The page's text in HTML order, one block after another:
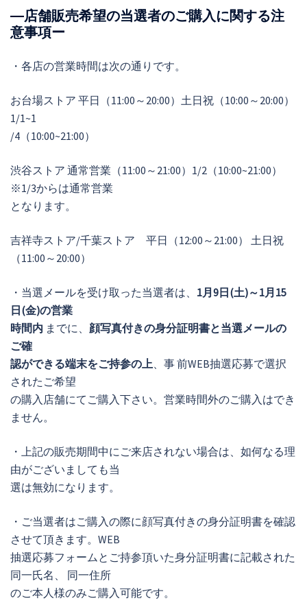
―店舗販売希望の当選者のご購入に関する注
意事項ー
・各店の営業時間は次の通りです。
お台場ストア 平日（11:00～20:00）土日祝（10:00～20:00）
1/1~1
/4（10:00~21:00）
渋谷ストア 通常営業（11:00～21:00）1/2（10:00~21:00）
※1/3からは通常営業
となります。
吉祥寺ストア/千葉ストア 平日（12:00～21:00） 土日祝
（11:00～20:00）
・当選メールを受け取った当選者は、 1月9日(土)～1月15
日(金)の営業
時間内 までに、 顔写真付きの身分証明書と当選メールの
ご確
認ができる端末をご持参の上、事 前WEB抽選応募で選択
されたご希望
の購入店舗にてご購入下さい。営業時間外のご購入はでき
ません。
・上記の販売期間中にご来店されない場合は、如何なる理
由がございましても当
選は無効になります。
・ご当選者はご購入の際に顔写真付きの身分証明書を確認
させて頂きます。WEB
抽選応募フォームとご持参頂いた身分証明書に記載された
同一氏名、 同一住所
のご本人様のみご購入可能です。